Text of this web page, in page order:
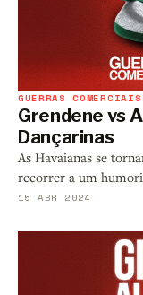
GUERRAS COMERCIAIS
Grendene vs
Dançarinas
As Havaianas se
recorrer a um
15 ABR 2024